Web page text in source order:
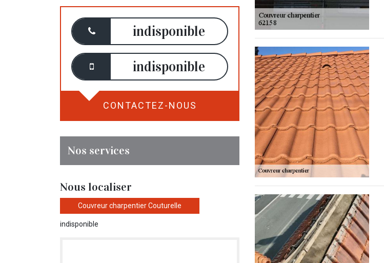
indisponible
indisponible
CONTACTEZ-NOUS
Nos services
Nous localiser
Couvreur charpentier Couturelle
indisponible